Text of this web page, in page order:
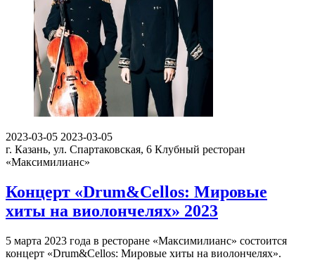
2023-03-05 2023-03-05
г. Казань, ул. Спартаковская, 6 Клубный ресторан
«Максимилианс»
Концерт «Drum&Cellos: Мировые
хиты на виолончелях» 2023
5 марта 2023 года в ресторане «Максимилианс» состоится
концерт «Drum&Cellos: Мировые хиты на виолончелях».